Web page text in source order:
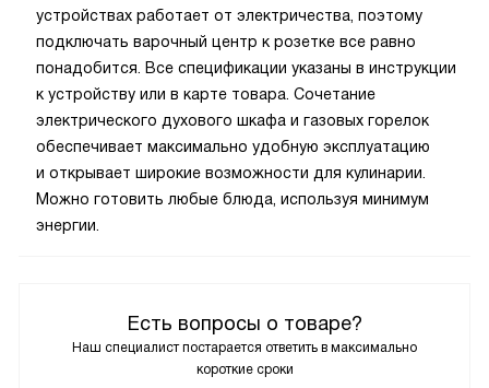
Есть вопросы о товаре?
Наш специалист постарается ответить в максимально
короткие сроки
устройствах работает от электричества, поэтому
подключать варочный центр к розетке все равно
понадобится. Все спецификации указаны в инструкции
к устройству или в карте товара. Сочетание
электрического духового шкафа и газовых горелок
обеспечивает максимально удобную эксплуатацию
и открывает широкие возможности для кулинарии.
Можно готовить любые блюда, используя минимум
энергии.